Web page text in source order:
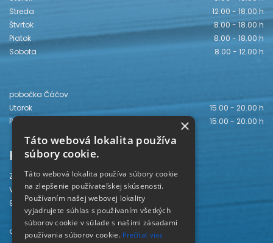
Streda
12.00 - 18.00 h
Štvrtok
8.00 - 18.00 h
Piatok
8.00 - 18.00 h
Sobota
8.00 - 12.00 h
pobočka Čáčov
Utorok
15.00 - 20.00 h
Piatok
15.00 - 20.00 h
Kontakt
Záhorská knižnica
Vajanského 28
905 01 Senica
odd. beletrie 034/654 3780
×
Táto webová lokalita používa
súbory cookie.
Táto webová lokalita používa súbory cookie
na zlepšenie používateľskej skúsenosti.
Používaním našej webovej lokality
vyjadrujete súhlas s používaním všetkých
súborov cookie v súlade s našimi zásadami
používania súborov cookie. Prečítať viac